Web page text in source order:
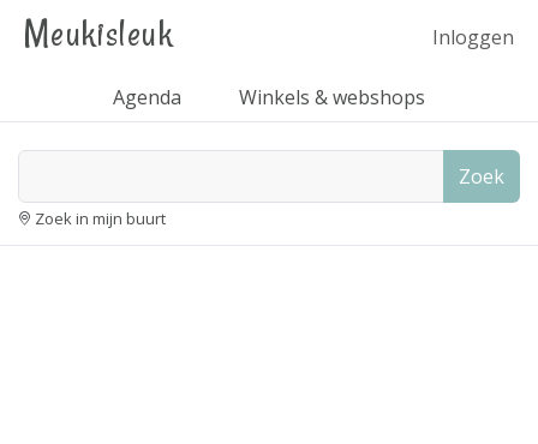
Meukisleuk Inloggen
Agenda Winkels & webshops
Zoek
Zoek in mijn buurt